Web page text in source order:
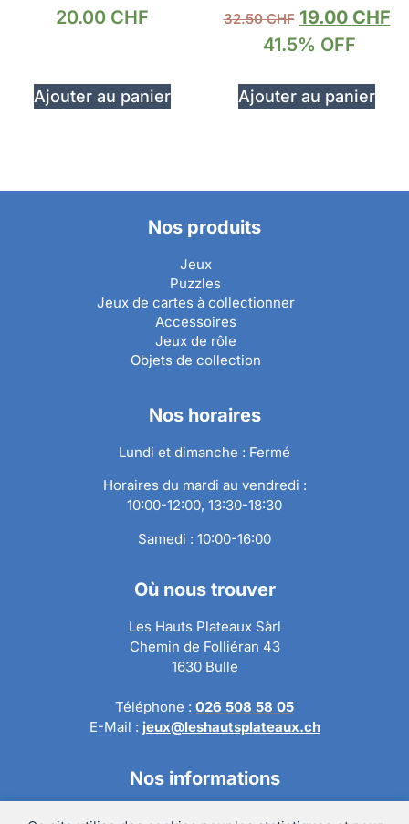
20.00 CHF
Ajouter au panier
32.50CHF 19.00 CHF
41.5% OFF
Ajouter au panier
Nos produits
Jeux
Puzzles
Jeux de cartes à collectionner
Accessoires
Jeux de rôle
Objets de collection
Nos horaires
Lundi et dimanche : Fermé
Horaires du mardi au vendredi :
10:00-12:00, 13:30-18:30
Samedi : 10:00-16:00
Où nous trouver
Les Hauts Plateaux Sàrl
Chemin de Folliéran 43
1630 Bulle
Téléphone : 026 508 58 05
E-Mail : jeux@leshautsplateaux.ch
Nos informations